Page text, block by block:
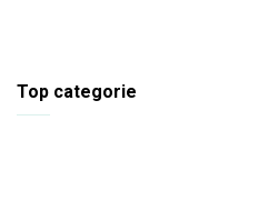
Top categorie